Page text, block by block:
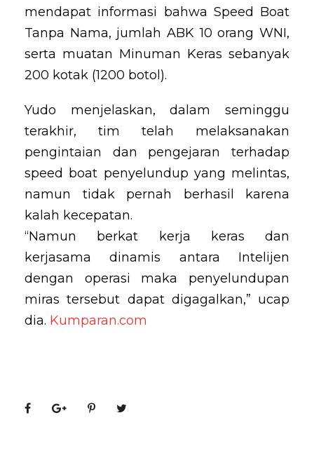
mendapat informasi bahwa Speed Boat
Tanpa Nama, jumlah ABK 10 orang WNI,
serta muatan Minuman Keras sebanyak
200 kotak (1200 botol).
Yudo menjelaskan, dalam seminggu
terakhir, tim telah melaksanakan
pengintaian dan pengejaran terhadap
speed boat penyelundup yang melintas,
namun tidak pernah berhasil karena
kalah kecepatan.
“Namun berkat kerja keras dan
kerjasama dinamis antara Intelijen
dengan operasi maka penyelundupan
miras tersebut dapat digagalkan,” ucap
dia. Kumparan.com